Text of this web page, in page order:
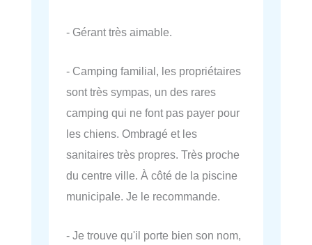
- Gérant très aimable.
- Camping familial, les propriétaires
sont très sympas, un des rares
camping qui ne font pas payer pour
les chiens. Ombragé et les
sanitaires très propres. Très proche
du centre ville. À côté de la piscine
municipale. Je le recommande.
- Je trouve qu'il porte bien son nom,